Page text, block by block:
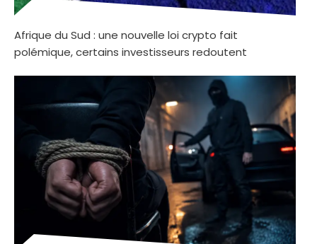
Afrique du Sud : une nouvelle loi crypto fait
polémique, certains investisseurs redoutent